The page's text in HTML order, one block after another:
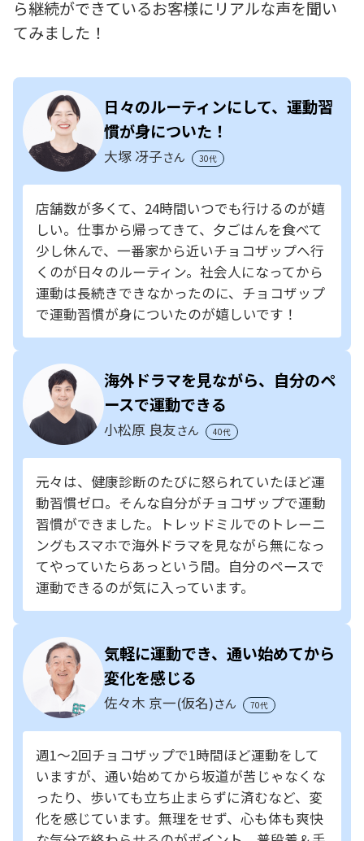
ら継続ができているお客様にリアルな声を聞い
てみました！
日々のルーティンにして、運動習
慣が身についた！
大塚 冴子さん 30代
店舗数が多くて、24時間いつでも行けるのが嬉
しい。仕事から帰ってきて、夕ごはんを食べて
少し休んで、一番家から近いチョコザップへ行
くのが日々のルーティン。社会人になってから
運動は長続きできなかったのに、チョコザップ
で運動習慣が身についたのが嬉しいです！
海外ドラマを見ながら、自分のペ
ースで運動できる
小松原 良友さん 40代
元々は、健康診断のたびに怒られていたほど運
動習慣ゼロ。そんな自分がチョコザップで運動
習慣ができました。トレッドミルでのトレーニ
ングもスマホで海外ドラマを見ながら無になっ
てやっていたらあっという間。自分のペースで
運動できるのが気に入っています。
気軽に運動でき、通い始めてから
変化を感じる
佐々木 京一(仮名)さん 70代
週1～2回チョコザップで1時間ほど運動をして
いますが、通い始めてから坂道が苦じゃなくな
ったり、歩いても立ち止まらずに済むなど、変
化を感じています。無理をせず、心も体も爽快